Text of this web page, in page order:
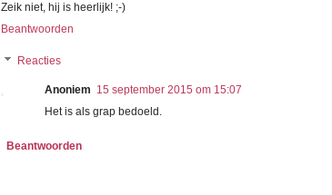
Zeik niet, hij is heerlijk! ;-)
Beantwoorden
Reacties
Anoniem 15 september 2015 om 15:07
Het is als grap bedoeld.
Beantwoorden